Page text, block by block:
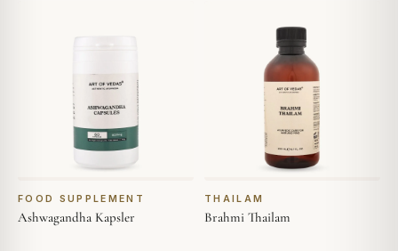
FOOD SUPPLEMENT
Ashwagandha Kapsler
THAILAM
Brahmi Thailam